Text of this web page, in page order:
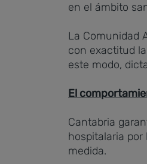
en el ámbito
La Comunidad
con exactitud
este modo,
El
Cantabria
hospitalaria
medida.